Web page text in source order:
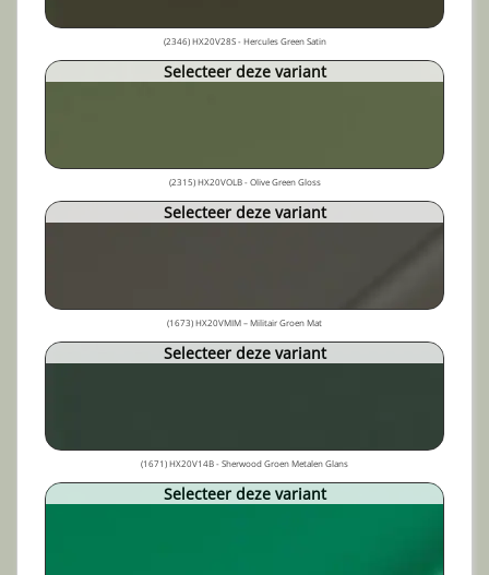
(2346) HX20V28S - Hercules Green Satin
Selecteer deze variant
(2315) HX20VOLB - Olive Green Gloss
Selecteer deze variant
(1673) HX20VMIM – Militair Groen Mat
Selecteer deze variant
(1671) HX20V14B - Sherwood Groen Metalen Glans
Selecteer deze variant